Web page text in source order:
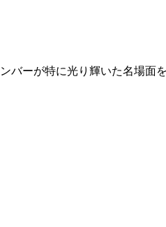
バーが特に光り輝いた名場面